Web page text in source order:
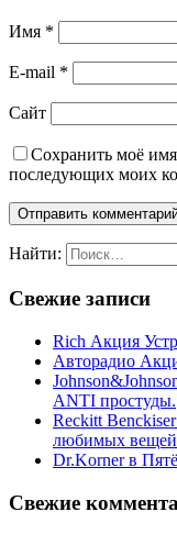
Имя *
E-mail *
Сайт
Сохранить моё
последующих моих
Найти:
Свежие записи
Rich Акция
Авторадио
ANTI простуды.
Reckitt
любимых
Dr.Korner в
Свежие